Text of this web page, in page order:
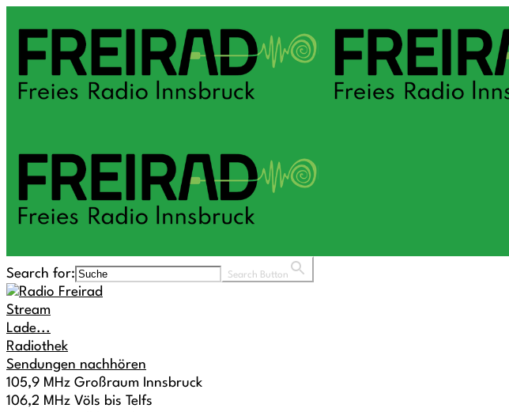
Search for: Search Button
Stream
Lade...
Radiothek
Sendungen nachhören
105,9 MHz Großraum Innsbruck
106,2 MHz Völs bis Telfs